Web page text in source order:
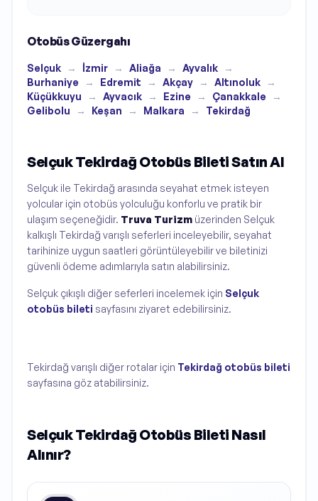
Otobüs Güzergahı
Selçuk → İzmir → Aliağa → Ayvalık
→
Burhaniye
→ Edremit → Akçay → Altınoluk
→
Küçükkuyu
→ Ayvacık → Ezine → Çanakkale
→
Gelibolu
→ Keşan → Malkara → Tekirdağ
Selçuk Tekirdağ Otobüs Bileti Satın Al
Selçuk ile Tekirdağ arasında seyahat etmek isteyen
yolcular için otobüs yolculuğu konforlu ve pratik bir
ulaşım seçeneğidir. Truva Turizm üzerinden Selçuk
kalkışlı Tekirdağ varışlı seferleri inceleyebilir, seyahat
tarihinize uygun saatleri görüntüleyebilir ve biletinizi
güvenli ödeme adımlarıyla satın alabilirsiniz.
Selçuk çıkışlı diğer seferleri incelemek için Selçuk
otobüs bileti sayfasını ziyaret edebilirsiniz.
Tekirdağ varışlı diğer rotalar için Tekirdağ otobüs bileti
sayfasına göz atabilirsiniz.
Selçuk Tekirdağ Otobüs Bileti Nasıl
Alınır?